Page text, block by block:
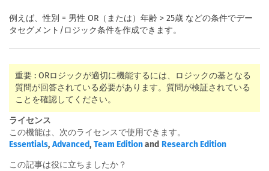
例えば、性別 = 男性 OR（または）年齢 > 25歳 などの条件でデー
タセグメント/ロジック条件を作成できます。
重要 : ORロジックが適切に機能するには、ロジックの基となる
質問が回答されている必要があります。質問が検証されている
ことを確認してください。
ライセンス
この機能は、次のライセンスで使用できます。
Essentials, Advanced, Team Editionand Research Edition
この記事は役に立ちましたか？